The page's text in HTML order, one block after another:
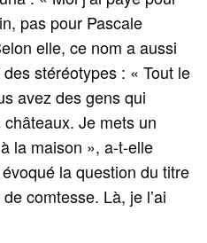
pas pour Pascale
elle, ce nom a aussi
stéréotypes : « Tout le
avez des gens qui
Je mets un
la maison », a-t-elle
la question du titre
comtesse. Là, je l’ai